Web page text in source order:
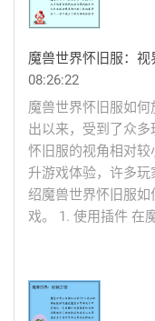
魔兽世界怀旧服：视
08:26:22
魔兽世界怀旧服如
出以来，受到了众多
怀旧服的视角相对
升游戏体验，许多
绍魔兽世界怀旧服
戏。 1. 使用插件 在